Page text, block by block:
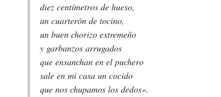
diez centímetros de hueso,
un cuarterón de tocino,
un buen chorizo extremeño
y garbanzos arrugados
que ensanchan en el puchero
sale en mi casa un cocido
que nos chupamos los dedos».